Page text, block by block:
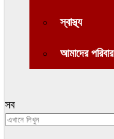
স্বাস্থ্য
আমাদের পরিবার
সব